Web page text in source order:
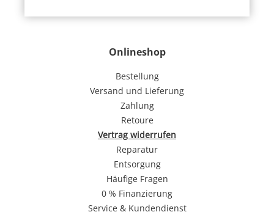
Onlineshop
Bestellung
Versand und Lieferung
Zahlung
Retoure
Vertrag widerrufen
Reparatur
Entsorgung
Häufige Fragen
0 % Finanzierung
Service & Kundendienst